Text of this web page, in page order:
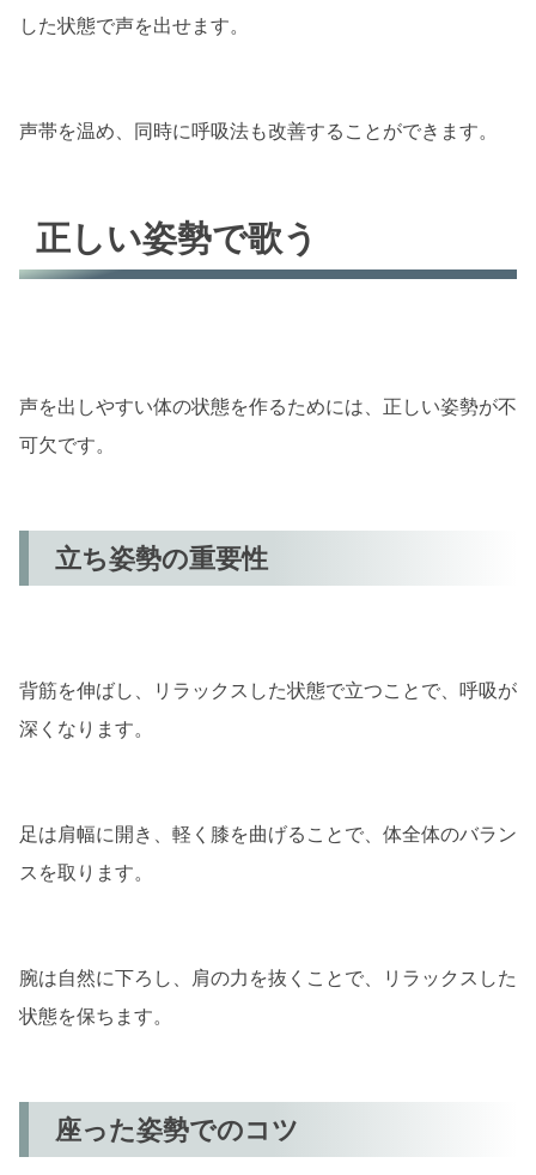
した状態で声を出せます。
声帯を温め、同時に呼吸法も改善することができます。
正しい姿勢で歌う
声を出しやすい体の状態を作るためには、正しい姿勢が不
可欠です。
立ち姿勢の重要性
背筋を伸ばし、リラックスした状態で立つことで、呼吸が
深くなります。
足は肩幅に開き、軽く膝を曲げることで、体全体のバラン
スを取ります。
腕は自然に下ろし、肩の力を抜くことで、リラックスした
状態を保ちます。
座った姿勢でのコツ